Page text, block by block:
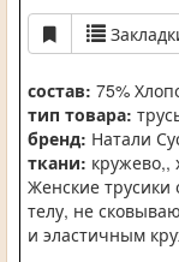
состав: 75%
тип товара:
бренд: Натали
ткани: кружево,,
Женские
телу, не
и эластичным